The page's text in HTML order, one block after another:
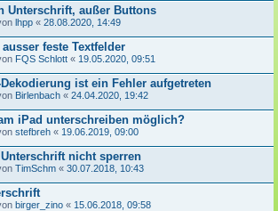
Unterschrift, außer Buttons
lhpp « 28.08.2020, 14:49
ausser feste Textfelder
FQS Schlott « 19.05.2020, 09:51
Dekodierung ist ein Fehler aufgetreten
Birlenbach « 24.04.2020, 19:42
iPad unterschreiben möglich?
stefbreh « 19.06.2019, 09:00
nicht sperren
TimSchm « 30.07.2018, 10:43
birger_zino « 15.06.2018, 09:58